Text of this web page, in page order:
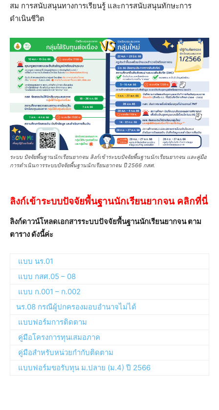
สม การสนับสนุนทางการเรียนรู้ และการสนับสนุนทักษะการ
ดำเนินชีวิต
ระบบ ปัจจัยพื้นฐานนักเรียนยากจน ลิงก์เข้าระบบปัจจัยพื้นฐานนักเรียนยากจน และคู่มือ
การดำเนินการระบบปัจจัยพื้นฐานนักเรียนยากจน ปี 2566 กสศ.
ลิงก์เข้าระบบปัจจัยพื้นฐานนักเรียนยากจน คลิกที่นี่
ลิงก์ดาวน์โหลดเอกสารระบบปัจจัยพื้นฐานนักเรียนยากจน ตาม
ตาราง ดังนี้ค่ะ
แบบ นร.01
แบบ กสศ.05 – 08
แบบ ก.001 – ก.002
นร.08 กรณีผู้ปกครองมอบอำนาจไม่ได้
แบบฟอร์มการติดตาม
คู่มือโครงการทุนเสมอภาค
คู่มือสำหรับหน่วยกำกับติดตาม
แบบฟอร์มขอรับทุน ม.ปลาย (ม.4) ปี 2566